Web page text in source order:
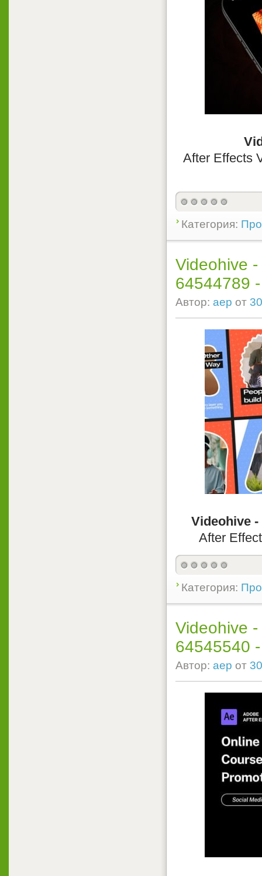
After Effects
Категория:
Videohive
64544789
Автор: aep от
Videohive -
After
Категория:
Videohive
64545540
Автор: aep от